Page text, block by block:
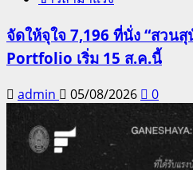
จัดให้จุใจ 7,196 ที่นั่ง “สวน
Portfolio เริ่ม 15 ส.ค.นี้
admin 05/08/2026 0